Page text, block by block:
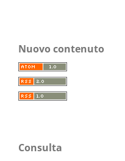
Nuovo contenuto
Consulta